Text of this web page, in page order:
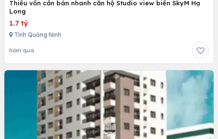
Thiếu vốn cần bán nhanh căn hộ Studio view biển SkyM Hạ
Long
1.7 tỷ
Tỉnh Quảng Ninh
hôm qua